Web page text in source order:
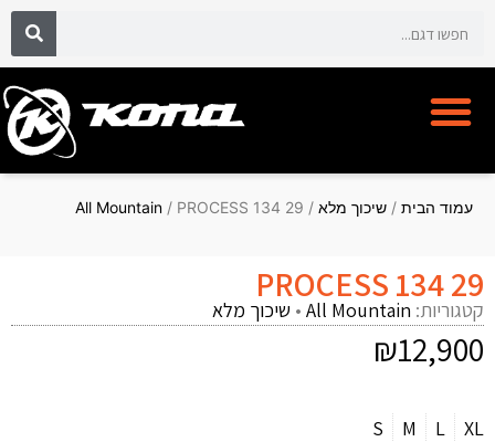
עמוד הבית / שיכוך מלא /
All Mountain / PROCESS 134 29
PROCESS 134 29
קטגוריות: All Mountain
• שיכוך מלא
₪12,900
XL
L
M
S